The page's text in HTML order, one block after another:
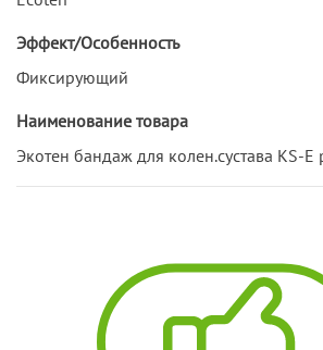
Эффект/Особенность
Фиксирующий
Наименование товара
Экотен бандаж для колен.сустава KS-